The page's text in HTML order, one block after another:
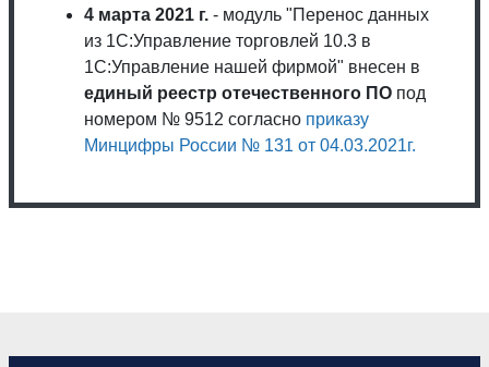
4 марта 2021 г. - модуль "Перенос данных
из 1С:Управление торговлей 10.3 в
1С:Управление нашей фирмой" внесен в
единый реестр отечественного ПО под
номером № 9512 согласно приказу
Минцифры России № 131 от 04.03.2021г.